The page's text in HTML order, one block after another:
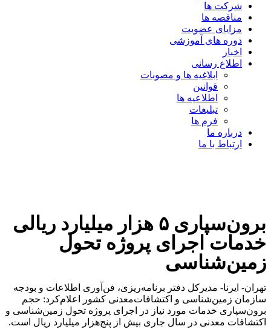
شرکت ها
مناقصه ها
مزایای عضویت
دوره های آموزشی
اخبار
اطلاع رسانی
ابلاغیه ها و مصوبات
قوانین
اطلاعیه ها
تبلیغات
فرم ها
درباره ما
ارتباط با ما
برون‌سپاری ۵ هزار میلیارد ریالی
خدمات اجرای پروژه تحول
زمین‌شناسی
تهران- ایرنا- مدیرکل دفتر برنامه‌ریزی، فن‌آوری اطلاعات و بودجه
سازمان زمین‌شناسی و اکتشافات‌معدنی کشور اعلام‌کرد: حجم
برون‌سپاری خدمات مورد نیاز در اجرای پروژه تحول زمین‌شناسی و
اکتشافات معدنی در سال جاری بیش از پنج‌هزار میلیارد ریال است.